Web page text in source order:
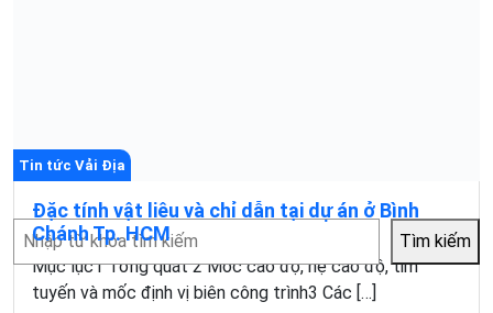
Tin tức Vải Địa
Đặc tính vật liêu và chỉ dẫn tại dự án ở Bình
Chánh Tp. HCM
Mục lục1 Tổng quát 2 Móc cao độ, hệ cao độ, tim
tuyến và mốc định vị biên công trình3 Các […]
Tìm
kiếm
Tìm kiếm